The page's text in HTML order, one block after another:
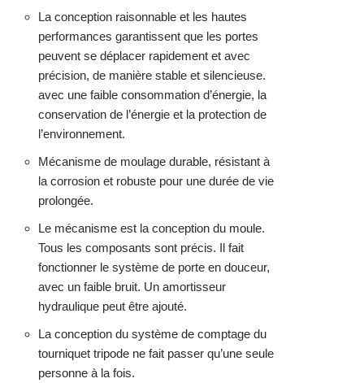
La conception raisonnable et les hautes
performances garantissent que les portes
peuvent se déplacer rapidement et avec
précision, de manière stable et silencieuse.
avec une faible consommation d’énergie, la
conservation de l’énergie et la protection de
l’environnement.
Mécanisme de moulage durable, résistant à
la corrosion et robuste pour une durée de vie
prolongée.
Le mécanisme est la conception du moule.
Tous les composants sont précis. Il fait
fonctionner le système de porte en douceur,
avec un faible bruit. Un amortisseur
hydraulique peut être ajouté.
La conception du système de comptage du
tourniquet tripode ne fait passer qu’une seule
personne à la fois.